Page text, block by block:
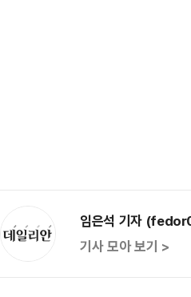
임은석 기자
기사 모아 보기 >